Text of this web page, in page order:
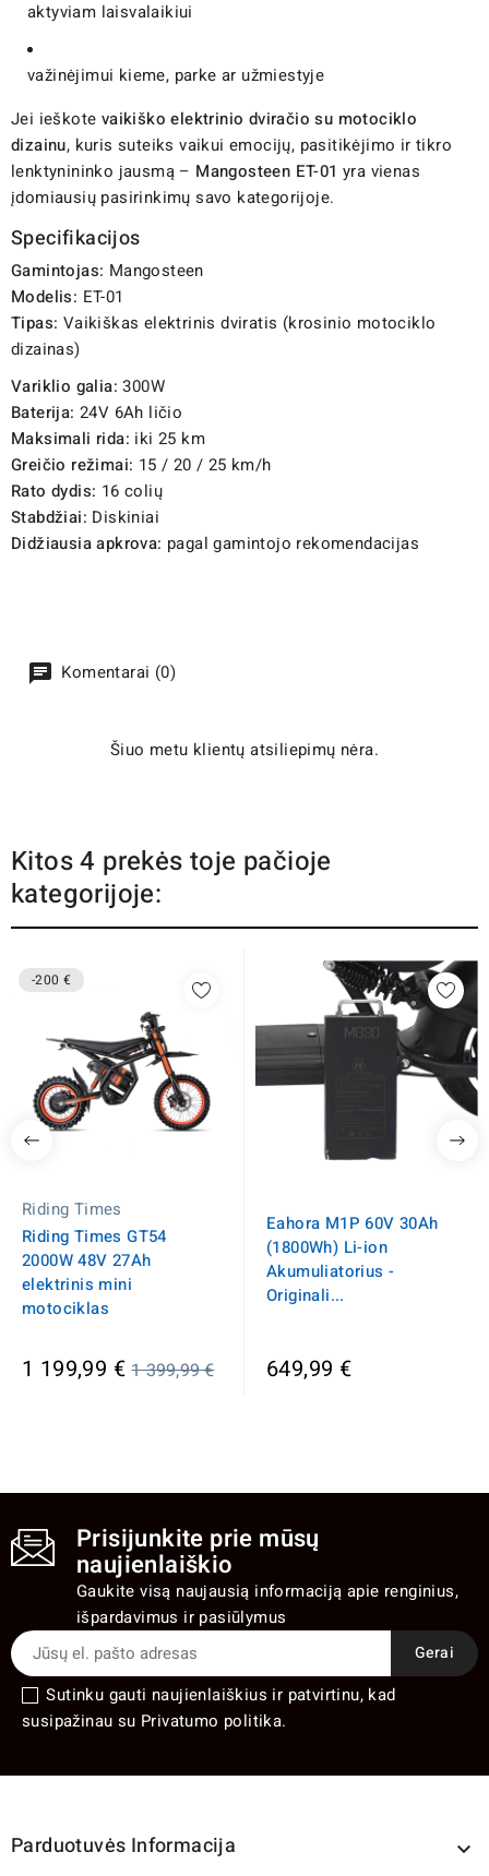
aktyviam laisvalaikiui
važinėjimui kieme, parke ar užmiestyje
Jei ieškote vaikiško elektrinio dviračio su motociklo
dizainu, kuris suteiks vaikui emocijų, pasitikėjimo ir tikro
lenktynininko jausmą – Mangosteen ET-01 yra vienas
įdomiausių pasirinkimų savo kategorijoje.
Specifikacijos
Gamintojas: Mangosteen
Modelis: ET-01
Tipas: Vaikiškas elektrinis dviratis (krosinio motociklo
dizainas)
Variklio galia: 300W
Baterija: 24V 6Ah ličio
Maksimali rida: iki 25 km
Greičio režimai: 15 / 20 / 25 km/h
Rato dydis: 16 colių
Stabdžiai: Diskiniai
Didžiausia apkrova: pagal gamintojo rekomendacijas
Komentarai (0)
Šiuo metu klientų atsiliepimų nėra.
Kitos 4 prekės toje pačioje
kategorijoje:
-200 €
Riding Times
Riding Times GT54
2000W 48V 27Ah
elektrinis mini
motociklas
1 199,99 €Įprasta
1 399,99 €
Eahora M1P 60V 30Ah
(1800Wh) Li-ion
Akumuliatorius -
Originali...
649,99 €
Prisijunkite prie mūsų
naujienlaiškio
Gaukite visą naujausią informaciją apie renginius,
išpardavimus ir pasiūlymus
Sutinku gauti naujienlaiškius ir patvirtinu, kad
susipažinau su Privatumo politika.
Parduotuvės Informacija 